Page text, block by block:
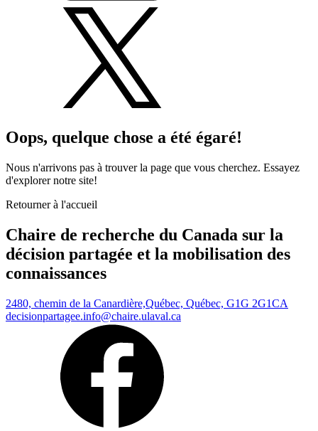
Oops, quelque chose a été égaré!
Nous n'arrivons pas à trouver la page que vous cherchez. Essayez
d'explorer notre site!
Retourner à l'accueil
Chaire de recherche du Canada sur la
décision partagée et la mobilisation des
connaissances
2480, chemin de la Canardière,Québec, Québec, G1G 2G1CA
decisionpartagee.info@chaire.ulaval.ca